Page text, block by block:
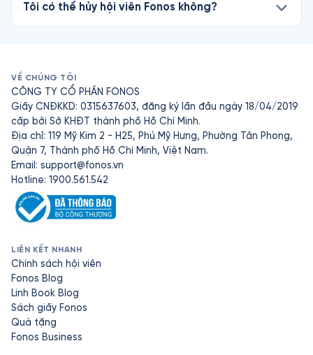
Tôi có thể hủy hội viên Fonos không?
VỀ CHÚNG TÔI
CÔNG TY CỔ PHẦN FONOS
Giấy CNĐKKD: 0315637603, đăng ký lần đầu ngày 18/04/2019
cấp bởi Sở KHĐT thành phố Hồ Chí Minh.
Địa chỉ: 119 Mỹ Kim 2 - H25, Phú Mỹ Hưng, Phường Tân Phong,
Quận 7, Thành phố Hồ Chí Minh, Việt Nam.
Email: support@fonos.vn
Hotline: 1900.561.542
LIÊN KẾT NHANH
Chính sách hội viên
Fonos Blog
Linh Book Blog
Sách giấy Fonos
Quà tặng
Fonos Business